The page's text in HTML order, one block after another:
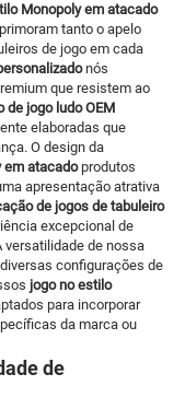
Monopoly em atacado
tanto o apelo
de jogo em cada
nós
que resistem ao
de jogo ludo OEM
elaboradas que
O design da
em atacado produtos
apresentação atrativa
de jogos de tabuleiro
excepcional de
versatilidade de nossa
configurações de
jogo no estilo
para incorporar
da marca ou
de